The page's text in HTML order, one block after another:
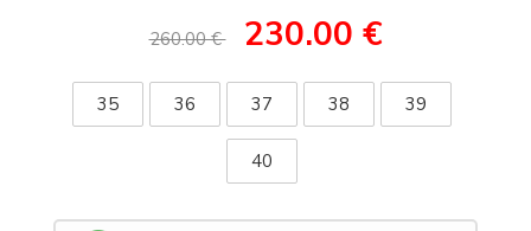
260.00 € 230.00 €
35 36 37 38 39
40